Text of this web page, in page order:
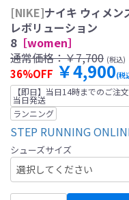
[NIKE]ナイキ ウィメン
レボリューション
8［women］
通常価格：￥7,700 (税込)
36%OFF ￥4,900(税
【即日】当日14時までのご注
当日発送
ランニング
STEP RUNNING
シューズサイズ